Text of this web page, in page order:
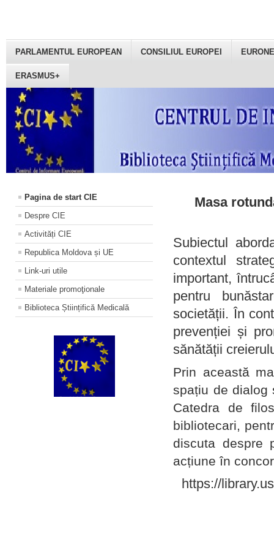
PARLAMENTUL EUROPEAN CONSILIUL EUROPEI
ERASMUS+
Pagina de start CIE
Despre CIE
Activități CIE
Republica Moldova și UE
Link-uri utile
Materiale promoţionale
Biblioteca Științifică Medicală
Masa
Subiectul
contextul
important,
pentru
societății. În
prevenției și
sănătății
Prin această
spațiu de dialog
Catedra de
bibliotecari,
discuta despre
acțiune în
https://